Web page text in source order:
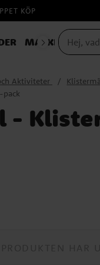
KÖP
MASKERAD
Aktiviteter
-